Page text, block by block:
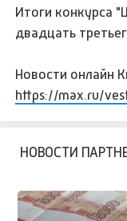
Итоги конкурса
двадцать
Новости онлайн
https://max.ru/
НОВОСТИ